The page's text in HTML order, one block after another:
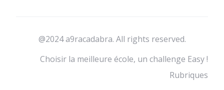
@2024 a9racadabra. All rights reserved.
Choisir la meilleure école, un challenge Easy !
Rubriques